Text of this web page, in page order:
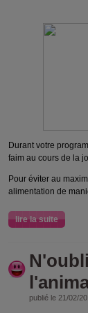
Durant votre
faim au cours de la
Pour éviter au
alimentation de
lire la suite
publié le 21/02/